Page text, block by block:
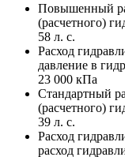
Повышенный
(расчетного)
58 л. с.
Расход
давление в
23 000 кПа
Стандартный
(расчетного)
39 л. с.
Расход
расход